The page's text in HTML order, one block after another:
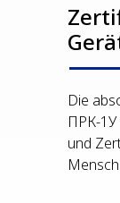
Die
ПРК-1У
und